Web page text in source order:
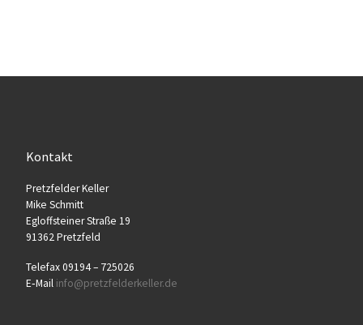
Kontakt
Pretz­fel­der Keller
Mike Schmitt
Egloff­stei­ner Stra­ße 19
91362 Pretzfeld
Tele­fax 09194 – 725026
E‑Mail info@​pretzfelderkeller.​de